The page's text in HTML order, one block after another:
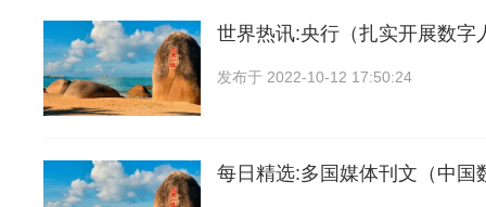
世界热讯:央行（扎实开展数字
发布于 2022-10-12 17:50:24
每日精选:多国媒体刊文（中国